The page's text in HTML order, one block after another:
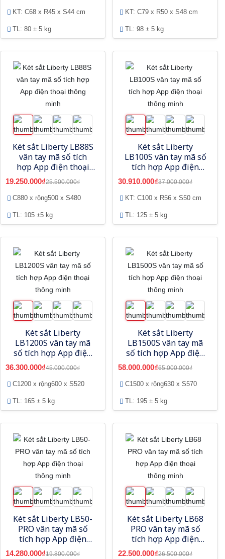
KT: C68 x R45 x S44 cm
TL: 80 ± 5 kg
KT: C79 x R50 x S48 cm
TL: 98 ± 5 kg
Két sắt Liberty LB88S
vân tay mã số tích
hợp App điện thoại
thông minh
19.250.000₫25.500.000₫
C880 x rộng500 x S480
TL: 105 ±5 kg
Két sắt Liberty
LB100S vân tay mã số
tích hợp App điện
thoại thông minh
30.910.000₫37.000.000₫
KT: C100 x R56 x S50 cm
TL: 125 ± 5 kg
Két sắt Liberty
LB1200S vân tay mã
số tích hợp App điện
thoại thông minh
36.300.000₫45.000.000₫
C1200 x rộng600 x S520
TL: 165 ± 5 kg
Két sắt Liberty
LB1500S vân tay mã
số tích hợp App điện
thoại thông minh
58.000.000₫65.000.000₫
C1500 x rộng630 x S570
TL: 195 ± 5 kg
Két sắt Liberty LB50-
PRO vân tay mã số
tích hợp App điện
thoại thông minh
14.280.000₫19.800.000₫
Két sắt Liberty LB68
PRO vân tay mã số
tích hợp App điện
thoại thông minh
22.500.000₫26.500.000₫